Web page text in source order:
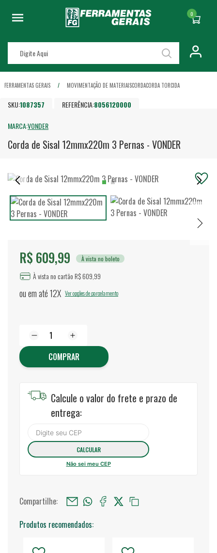
0
FERRAMENTAS GERAIS MOVIMENTAÇÃO DE MATERIAISCORDACORDA TORCIDA
SKU:1087357 REFERÊNCIA:8056120000
MARCA:VONDER
Corda de Sisal 12mmx220m 3 Pernas - VONDER
R$ 609,99 À vista no boleto
À vista no cartão R$ 609,99
ou em até12X Ver opções de parcelamento
COMPRAR
Calcule o valor do frete e prazo de
entrega:
Não sei meu CEP
Compartilhe:
Produtos recomendados: